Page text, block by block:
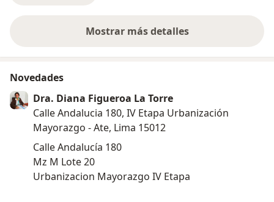
Mostrar más detalles
sobre la experiencia
Novedades
Dra. Diana Figueroa La Torre
Calle Andalucia 180, IV Etapa Urbanización
Mayorazgo - Ate, Lima 15012
Calle Andalucía 180
Mz M Lote 20
Urbanizacion Mayorazgo IV Etapa